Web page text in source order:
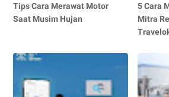
Tips Cara Merawat Motor
Saat Musim Hujan
5 Cara
Mitra